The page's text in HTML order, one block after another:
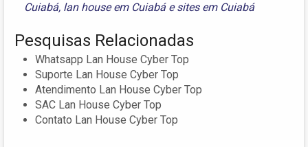
Cuiabá, lan house em Cuiabáesites em Cuiabá
Pesquisas Relacionadas
Whatsapp Lan House Cyber Top
Suporte Lan House Cyber Top
Atendimento Lan House Cyber Top
SAC Lan House Cyber Top
Contato Lan House Cyber Top